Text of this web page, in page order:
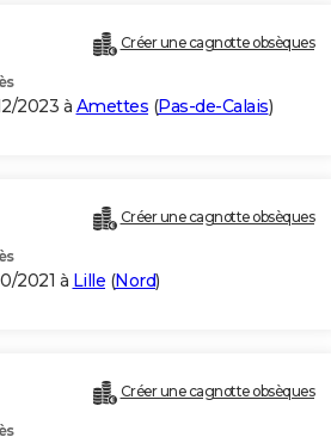
Créer une cagnotte obsèques
2023 à Amettes (Pas-de-Calais)
Créer une cagnotte obsèques
2021 à Lille (Nord)
Créer une cagnotte obsèques